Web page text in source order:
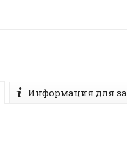
Информация для